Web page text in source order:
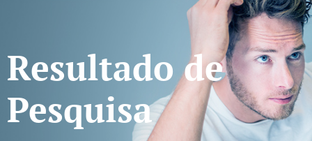
Resultado de
Pesquisa